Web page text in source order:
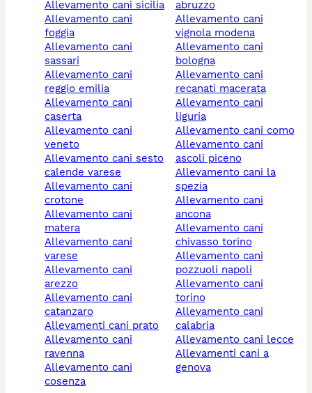
allevamento cani sicilia
allevamento cani
foggia
allevamento cani
sassari
allevamento cani
reggio emilia
allevamento cani
caserta
allevamento cani
veneto
allevamento cani sesto
calende varese
allevamento cani
crotone
allevamento cani
matera
allevamento cani
varese
allevamento cani
arezzo
allevamento cani
catanzaro
allevamenti cani prato
allevamento cani
ravenna
allevamento cani
cosenza
abruzzo
allevamento cani
vignola modena
allevamento cani
bologna
allevamento cani
recanati macerata
allevamento cani
liguria
allevamento cani como
allevamento cani
ascoli piceno
allevamento cani la
spezia
allevamento cani
ancona
allevamento cani
chivasso torino
allevamento cani
pozzuoli napoli
allevamento cani
torino
allevamento cani
calabria
allevamento cani lecce
allevamenti cani a
genova